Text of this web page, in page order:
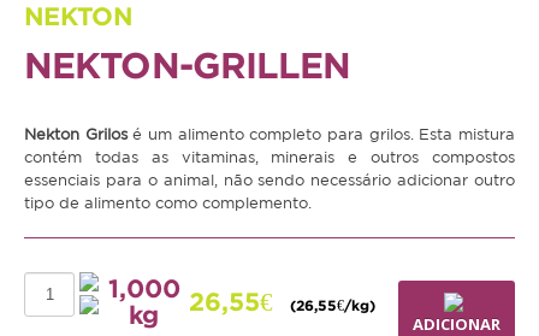
Porquinho da Índia
Chinchila
Gerbo
Degu
Ratazana
NEKTON
NEKTON-GRILLEN
Nekton Grilosé um alimento completo para grilos. Esta mistura
contém todas as vitaminas, minerais e outros compostos
essenciais para o animal, não sendo necessário adicionar outro
tipo de alimento como complemento.
1,000
kg
26,55€ (26,55€/kg)
ADICIONAR